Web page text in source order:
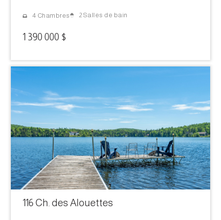
4 Chambres 2 Salles de bain
1 390 000 $
116 Ch. des Alouettes